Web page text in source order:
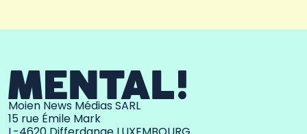
Moien News Médias SARL
15 rue Émile Mark